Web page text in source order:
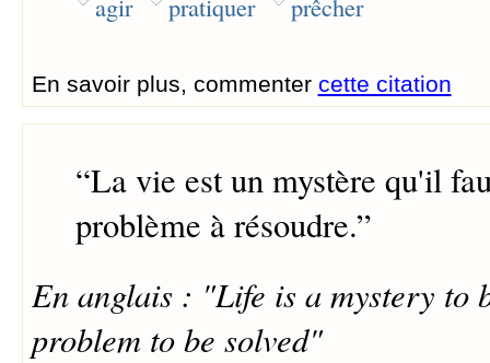
En savoir plus, commenter cette citation
“La vie est un mystère qu'il
problème à résoudre.”
En anglais : "Life is a mystery to
problem to be solved"